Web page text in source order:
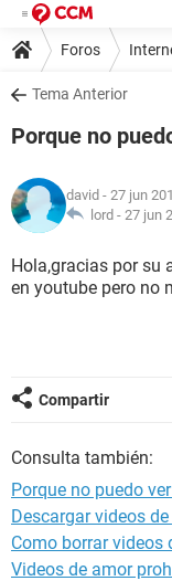
Foros
Tema Anterior
Porque no
david - 27 jun
lord - 27 jun
Hola,gracias por su
en youtube pero no
Compartir
Consulta también:
Porque no puedo
Descargar videos
Como borrar videos
Videos de amor